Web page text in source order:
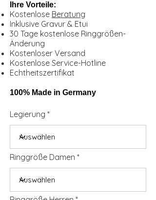
Ihre Vorteile:
Kostenlose Beratung
Inklusive Gravur & Etui
30 Tage kostenlose Ringgrößen-
Änderung
Kostenloser Versand
Kostenlose Service-Hotline
Echtheitszertifikat
100% Made in Germany
Legierung
Ringgröße Damen